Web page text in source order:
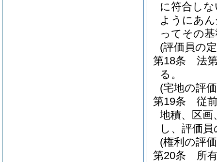
に符合し
ようにあ
ってその
(評価員の
第18条
法
る。
(宅地の評
第19条
従
地積、区画
し、評価
(権利の評
第20条
所